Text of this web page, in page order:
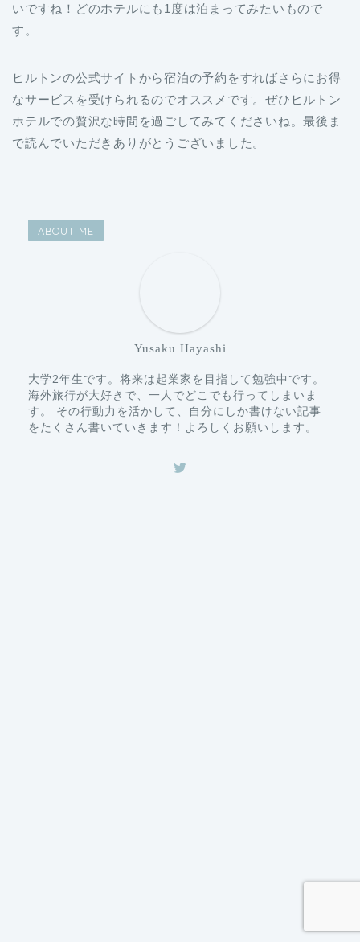
いですね！どのホテルにも1度は泊まってみたいもので
す。
ヒルトンの公式サイトから宿泊の予約をすればさらにお得
なサービスを受けられるのでオススメです。ぜひヒルトン
ホテルでの贅沢な時間を過ごしてみてくださいね。最後ま
で読んでいただきありがとうございました。
ABOUT ME
Yusaku Hayashi
大学2年生です。将来は起業家を目指して勉強中です。
海外旅行が大好きで、一人でどこでも行ってしまいま
す。 その行動力を活かして、自分にしか書けない記事
をたくさん書いていきます！よろしくお願いします。